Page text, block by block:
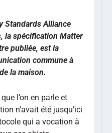
Standards Alliance
la spécification Matter
publiée, est la
commune à
la maison.
l’on en parle et
n’avait été jusqu’ici
qui a vocation à